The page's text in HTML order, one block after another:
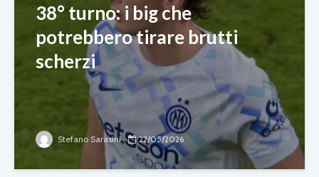
38° turno: i big che
potrebbero tirare brutti
scherzi
Stefano Sarasini 22/05/2026